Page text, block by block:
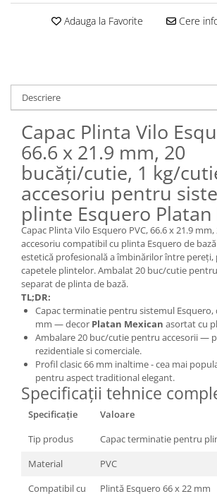
Adauga la Favorite Cere
Descriere
Capac Plinta Vilo
66.6 x 21.9 mm, 20
bucăți/cutie, 1 kg/
accesoriu pentru
plinte Esquero Platan
Capac Plinta Vilo Esquero PVC, 66.6 x 21.9
accesoriu compatibil cu plinta Esquero de
estetică profesională a îmbinărilor între pereți,
capetele plintelor. Ambalat 20 buc/cutie
separat de plinta de bază.
TL;DR:
Capac terminatie pentru sistemul Esquero,
mm — decor Platan Mexican asortat cu
Ambalare 20 buc/cutie pentru accesorii —
rezidentiale si comerciale.
Profil clasic 66 mm inaltime - cea mai
pentru aspect traditional elegant.
Specificații tehnice
Specificație
Valoare
Tip produs
Capac terminatie pentru
Material
PVC
Compatibil cu
Plintă Esquero 66 x 22 mm